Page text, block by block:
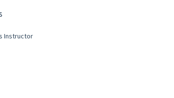
Instructor